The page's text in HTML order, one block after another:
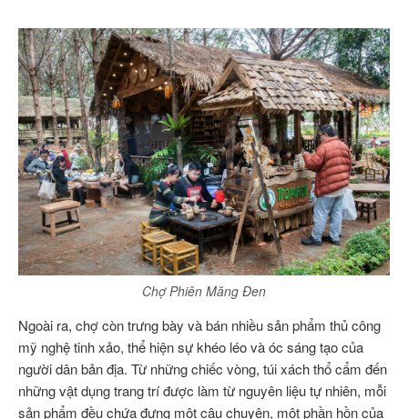
Chợ Phiên Măng Đen
Ngoài ra, chợ còn trưng bày và bán nhiều sản phẩm thủ công
mỹ nghệ tinh xảo, thể hiện sự khéo léo và óc sáng tạo của
người dân bản địa. Từ những chiếc vòng, túi xách thổ cẩm đến
những vật dụng trang trí được làm từ nguyên liệu tự nhiên, mỗi
sản phẩm đều chứa đựng một câu chuyện, một phần hồn của